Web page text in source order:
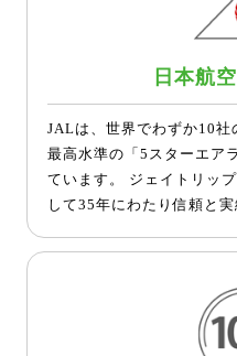
日本航
JALは、世界でわずか10社
最高水準の「5スターエア
ています。 ジェイトリッ
して35年にわたり信頼と